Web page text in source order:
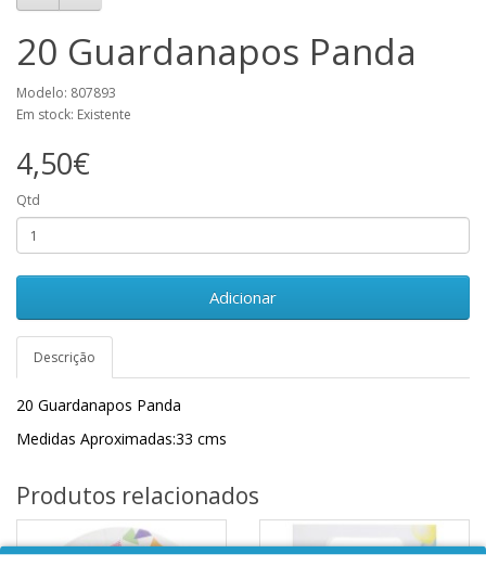
20 Guardanapos Panda
Modelo: 807893
Em stock: Existente
4,50€
Qtd
Adicionar
Descrição
20 Guardanapos Panda
Medidas Aproximadas:33 cms
Produtos relacionados